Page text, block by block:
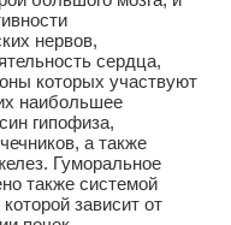
нервов,
сердца,
которых участвуют
наибольшее
гипофиза,
а также
Гуморальное
также системой
зависит от